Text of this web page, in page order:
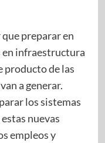
que preparar en
infraestructura
producto de las
a generar.
los sistemas
nuevas
empleos y